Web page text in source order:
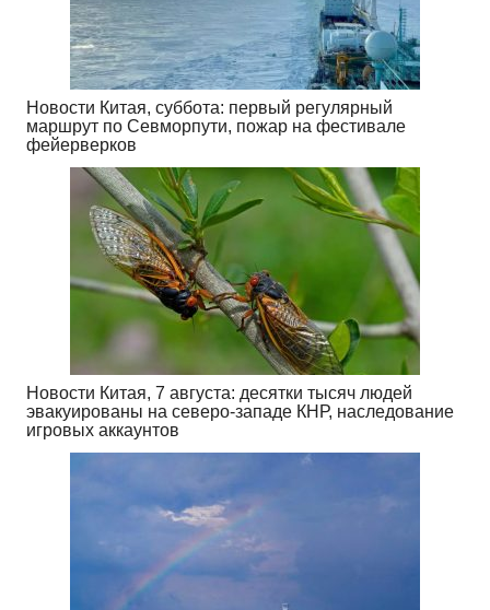
Новости Китая, суббота: первый регулярный
маршрут по Севморпути, пожар на фестивале
фейерверков
Новости Китая, 7 августа: десятки тысяч людей
эвакуированы на северо-западе КНР, наследование
игровых аккаунтов